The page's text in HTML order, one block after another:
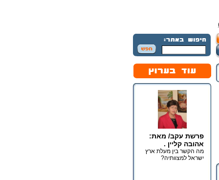
פרשת עקב/ מאת:
אהובה קליין .
מה הקשר בין מעלת ארץ
ישראל למצוותיה?